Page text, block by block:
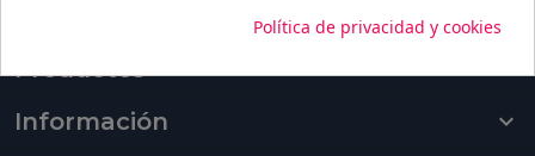
Productos

Información

Política de privacidad y cookies